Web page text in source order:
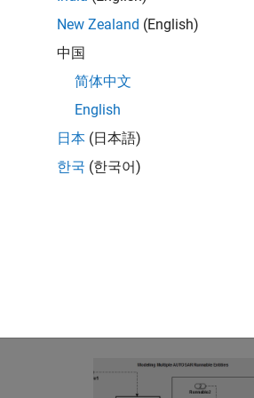
Application of Automatic
Generation for Rapid and...
RELATED VIDEOS:
Model-Based Design for
Software Development
New Zealand (English)
中国
简体中文
English
日本 (日本語)
한국 (한국어)